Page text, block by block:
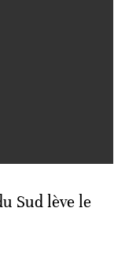
Sud lève le